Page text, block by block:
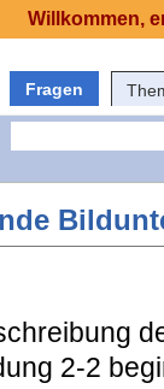
Fragen
2-2
Willkommen,